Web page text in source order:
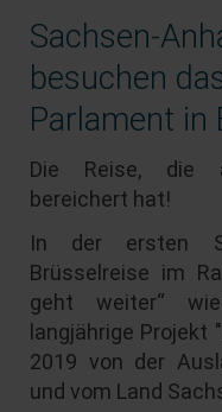
Sachsen-
besuchen
Parlament in
Die Reise, die
bereichert hat!
In der ersten
Brüsselreise im
geht weiter“
langjährige
2019 von der
und vom Land